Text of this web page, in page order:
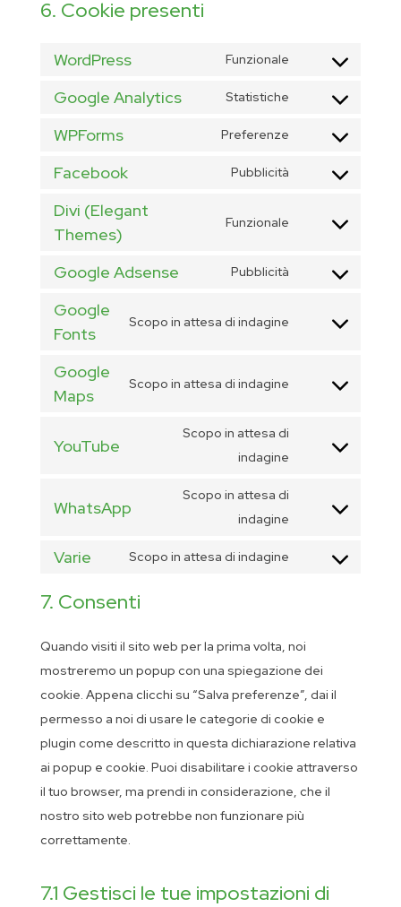
6. Cookie presenti
WordPress Funzionale
Consent
wordpress
Google Analytics Statistiche
Consent
google-
WPForms Preferenze
Consent
wpforms
Facebook Pubblicità
Consent
service
Divi (Elegant
Themes)
Funzionale
Consent
service
(elegant-
Google Adsense Pubblicità
Consent
service
adsense
Google
Fonts
Scopo in attesa di indagine
Consent
service
Google
Maps
Scopo in attesa di indagine
Consent
service
YouTube
Scopo in attesa di
indagine
Consent
service
WhatsApp
Scopo in attesa di
indagine
Consent
service
Varie Scopo in attesa di indagine
Consent
varie
7. Consenti
Quando visiti il sito web per la prima volta, noi
mostreremo un popup con una spiegazione dei
cookie. Appena clicchi su “Salva preferenze”, dai il
permesso a noi di usare le categorie di cookie e
plugin come descritto in questa dichiarazione relativa
ai popup e cookie. Puoi disabilitare i cookie attraverso
il tuo browser, ma prendi in considerazione, che il
nostro sito web potrebbe non funzionare più
correttamente.
7.1 Gestisci le tue impostazioni di